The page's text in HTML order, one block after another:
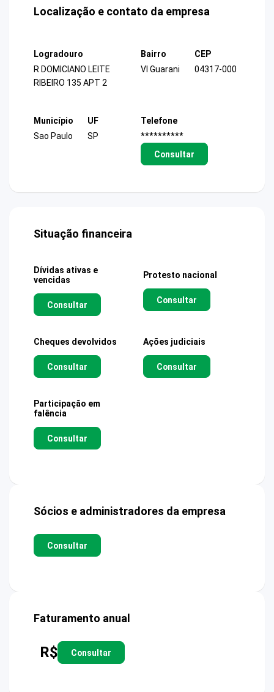
Localização e contato da empresa
Logradouro
R DOMICIANO LEITE
RIBEIRO 135 APT 2
Bairro
Vl Guarani
CEP
04317-000
Município
Sao Paulo
UF
SP
Telefone
**********
Consultar
Situação financeira
Dívidas ativas e
vencidas
Consultar
Protesto nacional
Consultar
Cheques devolvidos
Consultar
Ações judiciais
Consultar
Participação em
falência
Consultar
Sócios e administradores da empresa
Consultar
Faturamento anual
R$ Consultar